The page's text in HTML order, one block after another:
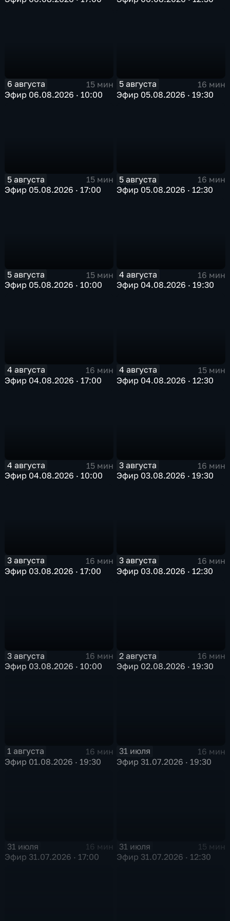
6 августа
15 мин
Эфир 06.08.2026 · 10:00
5 августа
16 мин
Эфир 05.08.2026 · 19:30
5 августа
15 мин
Эфир 05.08.2026 · 17:00
5 августа
16 мин
Эфир 05.08.2026 · 12:30
5 августа
15 мин
Эфир 05.08.2026 · 10:00
4 августа
16 мин
Эфир 04.08.2026 · 19:30
4 августа
16 мин
Эфир 04.08.2026 · 17:00
4 августа
15 мин
Эфир 04.08.2026 · 12:30
4 августа
15 мин
Эфир 04.08.2026 · 10:00
3 августа
16 мин
Эфир 03.08.2026 · 19:30
3 августа
16 мин
Эфир 03.08.2026 · 17:00
3 августа
16 мин
Эфир 03.08.2026 · 12:30
3 августа
16 мин
Эфир 03.08.2026 · 10:00
2 августа
16 мин
Эфир 02.08.2026 · 19:30
1 августа
16 мин
Эфир 01.08.2026 · 19:30
31 июля
16 мин
Эфир 31.07.2026 · 19:30
31 июля
16 мин
Эфир 31.07.2026 · 17:00
31 июля
15 мин
Эфир 31.07.2026 · 12:30